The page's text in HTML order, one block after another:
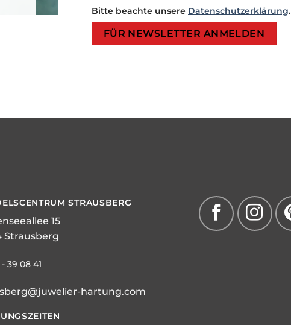
Bitte beachte unsere Datenschutzerklärung.
Bitte lasse dieses Feld leer.
Bitte lasse dieses Feld leer.
STRAUSBERG
15
Strausberg
- 39 08 41
hartung.com